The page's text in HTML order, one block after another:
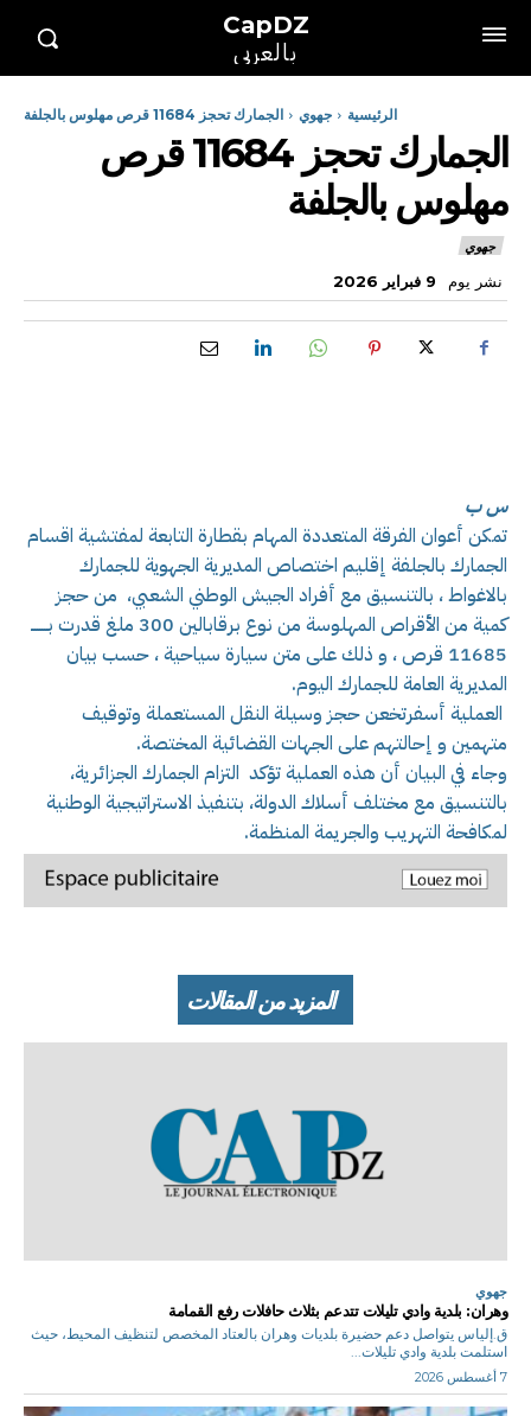
CapDZ
بالعربي
الرئيسية جهوي الجمارك تحجز 11684 قرص مهلوس بالجلفة
الجمارك تحجز 11684 قرص
مهلوس بالجلفة
جهوي
نشر يوم 9 فبراير 2026
س ب
تمكن أعوان الفرقة المتعددة المهام بقطارة التابعة لمفتشية اقسام
الجمارك بالجلفة إقليم اختصاص المديرية الجهوية للجمارك
بالاغواط ، بالتنسيق مع أفراد الجيش الوطني الشعبي، من حجز
كمية من الأقراص المهلوسة من نوع برقابالين 300 ملغ قدرت بـــــــ
11685 قرص ، و ذلك على متن سيارة سياحية ، حسب بيان
المديرية العامة للجمارك اليوم.
العملية أسفرتخعن حجز وسيلة النقل المستعملة وتوقيف
متهمين و إحالتهم على الجهات القضائية المختصة.
وجاء في البيان أن هذه العملية تؤكد التزام الجمارك الجزائرية،
بالتنسيق مع مختلف أسلاك الدولة، بتنفيذ الاستراتيجية الوطنية
لمكافحة التهريب والجريمة المنظمة.
المزيد من المقالات
جهوي
وهران: بلدية وادي تليلات تتدعم بثلاث حافلات رفع القمامة
ق.إلياس يتواصل دعم حضيرة بلديات وهران بالعتاد المخصص لتنظيف المحيط، حيث
استلمت بلدية وادي تليلات...
7 أغسطس 2026